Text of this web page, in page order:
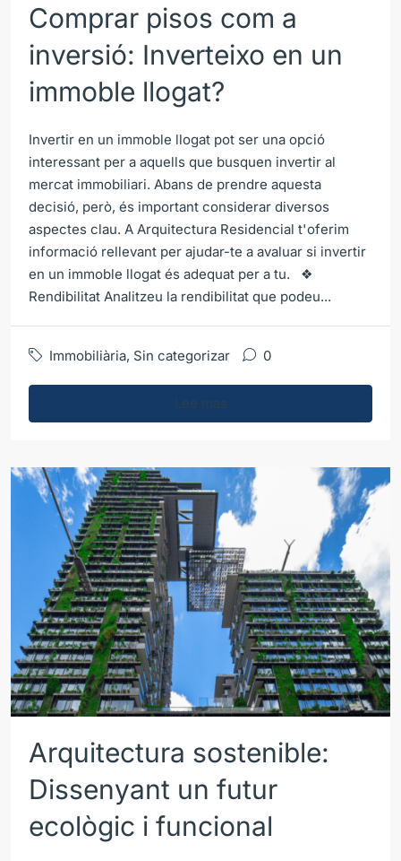
Comprar pisos com a
inversió: Inverteixo en un
immoble llogat?
Invertir en un immoble llogat pot ser una opció
interessant per a aquells que busquen invertir al
mercat immobiliari. Abans de prendre aquesta
decisió, però, és important considerar diversos
aspectes clau. A Arquitectura Residencial t'oferim
informació rellevant per ajudar-te a avaluar si invertir
en un immoble llogat és adequat per a tu. ❖
Rendibilitat Analitzeu la rendibilitat que podeu...
Immobiliària, Sin categorizar 0
Lee mas
Arquitectura sostenible:
Dissenyant un futur
ecològic i funcional